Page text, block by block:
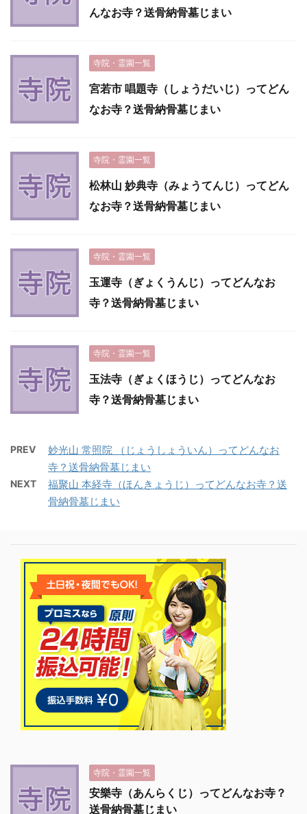
んなお寺？送骨納骨墓じまい
寺院・霊園一覧
宮若市 唱題寺（しょうだいじ）ってどん
なお寺？送骨納骨墓じまい
寺院・霊園一覧
松林山 妙典寺（みょうてんじ）ってどん
なお寺？送骨納骨墓じまい
寺院・霊園一覧
玉運寺（ぎょくうんじ）ってどんなお
寺？送骨納骨墓じまい
寺院・霊園一覧
玉法寺（ぎょくほうじ）ってどんなお
寺？送骨納骨墓じまい
PREV
妙光山 常照院 （じょうしょういん）ってどんなお
寺？送骨納骨墓じまい
NEXT
福聚山 本経寺（ほんきょうじ）ってどんなお寺？送
骨納骨墓じまい
寺院・霊園一覧
安樂寺（あんらくじ）ってどんなお寺？
送骨納骨墓じまい